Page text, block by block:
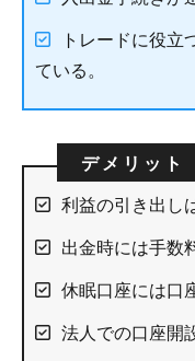
トレードに役立
ている。
利益の引き出し
出金時には手数
休眠口座には口
法人での口座開